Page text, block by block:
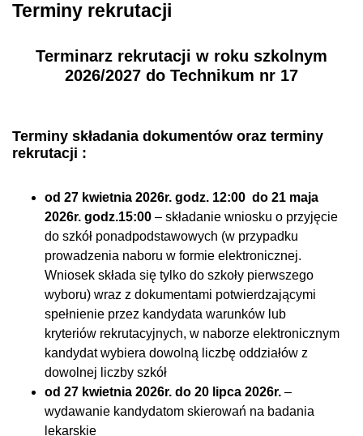
Terminy rekrutacji
Terminarz rekrutacji w roku szkolnym
2026/2027 do Technikum nr 17
Terminy składania dokumentów oraz terminy
rekrutacji :
od 27 kwietnia 2026r. godz. 12:00 do 21 maja
2026r. godz.15:00 – składanie wniosku o przyjęcie
do szkół ponadpodstawowych (w przypadku
prowadzenia naboru w formie elektronicznej.
Wniosek składa się tylko do szkoły pierwszego
wyboru) wraz z dokumentami potwierdzającymi
spełnienie przez kandydata warunków lub
kryteriów rekrutacyjnych, w naborze elektronicznym
kandydat wybiera dowolną liczbę oddziałów z
dowolnej liczby szkół
od 27 kwietnia 2026r. do 20 lipca 2026r. –
wydawanie kandydatom skierowań na badania
lekarskie